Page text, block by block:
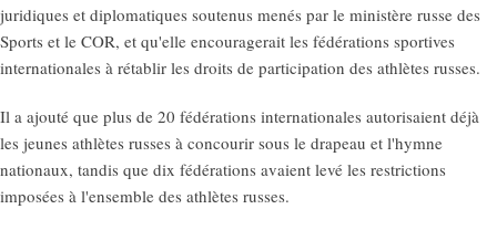
juridiques et diplomatiques soutenus menés par le ministère russe des
Sports et le COR, et qu'elle encouragerait les fédérations sportives
internationales à rétablir les droits de participation des athlètes russes.
Il a ajouté que plus de 20 fédérations internationales autorisaient déjà
les jeunes athlètes russes à concourir sous le drapeau et l'hymne
nationaux, tandis que dix fédérations avaient levé les restrictions
imposées à l'ensemble des athlètes russes.